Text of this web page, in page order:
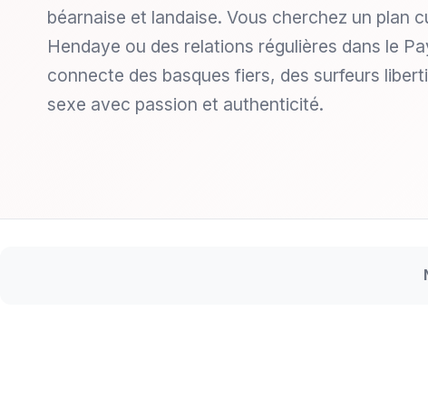
béarnaise et landaise. Vous cherchez un plan
Hendaye ou des relations régulières dans le
connecte des basques fiers, des surfeurs
sexe avec passion et authenticité.